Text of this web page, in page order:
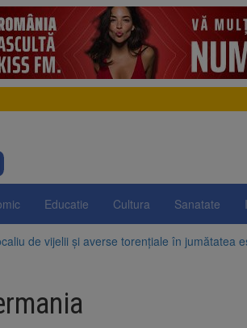
Educatie Cultura Sanatate
de vijelii și averse torențiale în jumătatea
Victoria, reținut după ce și-ar fi agresat soția
i-au condus pe polițiști la cioate.